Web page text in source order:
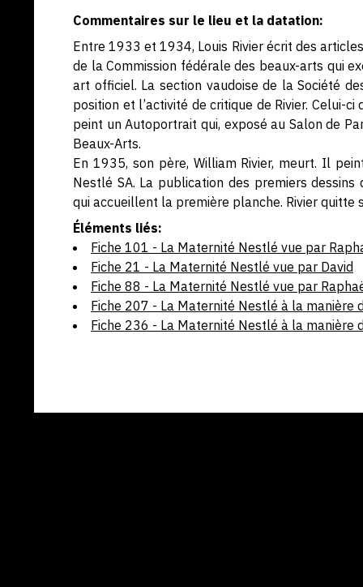
Commentaires sur le lieu et la datation:
Entre 1933 et 1934, Louis Rivier écrit des
de la Commission fédérale des beaux-arts qui
art officiel. La section vaudoise de la Société
position et l’activité de critique de Rivier. Celui-
peint un Autoportrait qui, exposé au Salon de
Beaux-Arts.
En 1935, son père, William Rivier, meurt. Il
Nestlé SA. La publication des premiers
qui accueillent la première planche. Rivier quitte
Éléments liés:
Fiche 101 - La Maternité Nestlé vue par
Fiche 21 - La Maternité Nestlé vue par David
Fiche 88 - La Maternité Nestlé vue par
Fiche 207 - La Maternité Nestlé à la manière
Fiche 236 - La Maternité Nestlé à la manière